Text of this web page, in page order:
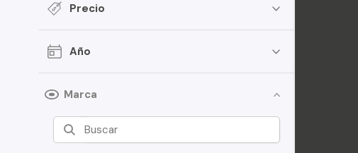
Precio
Año
Marca